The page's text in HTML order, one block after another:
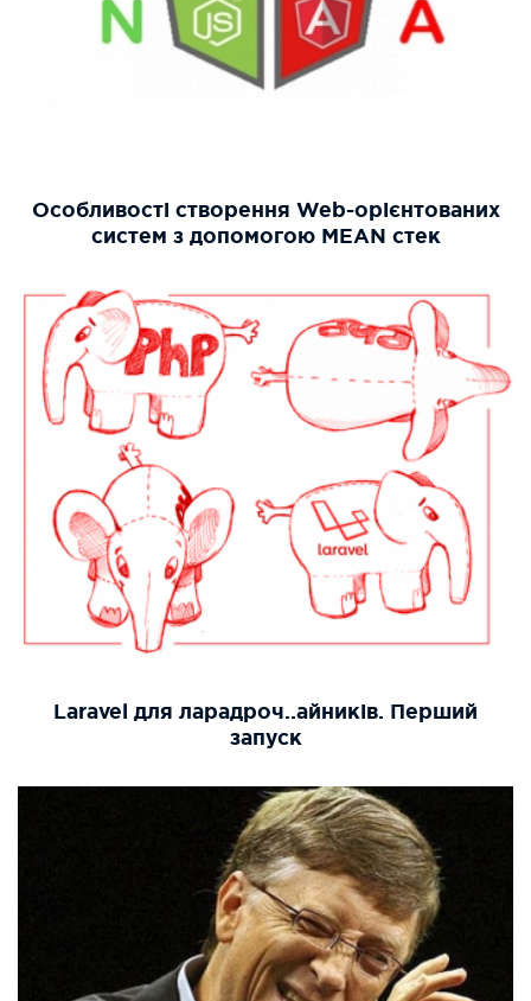
Особливості створення Web-орієнтованих
систем з допомогою MEAN стек
Laravel для ларадроч..айників. Перший
запуск